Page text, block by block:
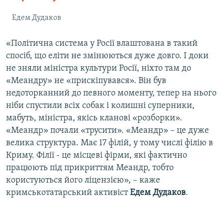
Едем Дудаков
«Політична система у Росії влаштована в такий
спосіб, що еліти не змінюються дуже довго. І доки
не зняли міністра культури Росії, ніхто там до
«Меандру» не «прискіпувався». Він був
недоторканний до певного моменту, тепер на нього
ніби спустили всіх собак і колишні суперники,
мабуть, міністра, якісь кланові «розборки».
«Меандр» почали «трусити». «Меандр» – це дуже
велика структура. Має 17 філій, у тому числі філію в
Криму. Філії - це місцеві фірми, які фактично
працюють під прикриттям Меандр, тобто
користуються його ліцензією», – каже
кримськотатарський активістЕдем Дудаков.